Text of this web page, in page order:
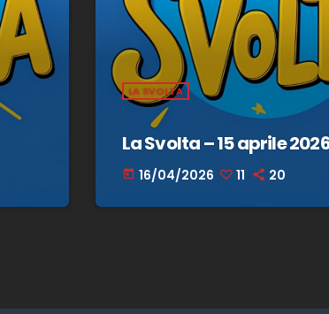
LA SVOLTA
La Svolta – 15 aprile
today 16/04/2026 11 20